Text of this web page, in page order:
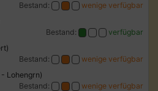
Bestand:
wenige verfügbar
Bestand:
verfügbar
Bestand:
wenige verfügbar
Lohengrn)
Bestand:
wenige verfügbar